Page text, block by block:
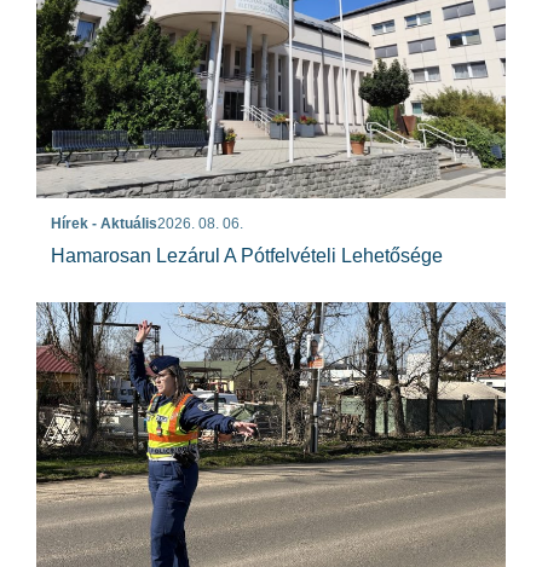
Hírek - Aktuális2026. 08. 06.
Hamarosan Lezárul A Pótfelvételi Lehetősége